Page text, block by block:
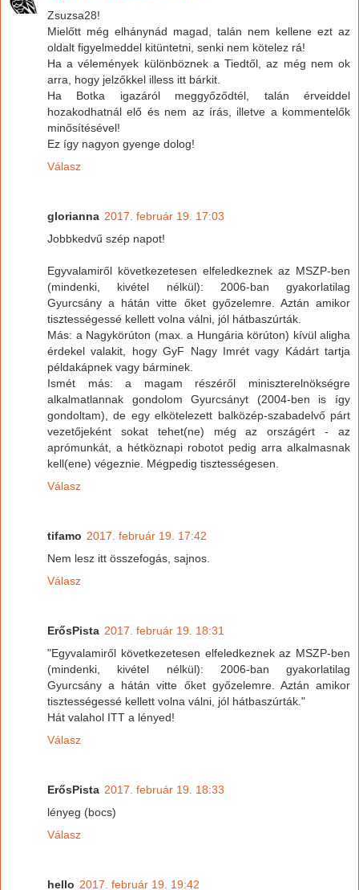
Zsuzsa28!
Mielőtt még elhánynád magad, talán nem kellene ezt az
oldalt figyelmeddel kitüntetni, senki nem kötelez rá!
Ha a vélemények különböznek a Tiedtől, az még nem ok
arra, hogy jelzőkkel illess itt bárkit.
Ha Botka igazáról meggyőződtél, talán érveiddel
hozakodhatnál elő és nem az írás, illetve a kommentelők
minősítésével!
Ez így nagyon gyenge dolog!
Válasz
glorianna 2017. február 19. 17:03
Jobbkedvű szép napot!
Egyvalamiről következetesen elfeledkeznek az MSZP-ben
(mindenki, kivétel nélkül): 2006-ban gyakorlatilag
Gyurcsány a hátán vitte őket győzelemre. Aztán amikor
tisztességessé kellett volna válni, jól hátbaszúrták.
Más: a Nagykörúton (max. a Hungária körúton) kívül aligha
érdekel valakit, hogy GyF Nagy Imrét vagy Kádárt tartja
példakápnek vagy bárminek.
Ismét más: a magam részéről miniszterelnökségre
alkalmatlannak gondolom Gyurcsányt (2004-ben is így
gondoltam), de egy elkötelezett balközép-szabadelvő párt
vezetőjeként sokat tehet(ne) még az országért - az
aprómunkát, a hétköznapi robotot pedig arra alkalmasnak
kell(ene) végeznie. Mégpedig tisztességesen.
Válasz
tifamo 2017. február 19. 17:42
Nem lesz itt összefogás, sajnos.
Válasz
ErősPista 2017. február 19. 18:31
"Egyvalamiről következetesen elfeledkeznek az MSZP-ben
(mindenki, kivétel nélkül): 2006-ban gyakorlatilag
Gyurcsány a hátán vitte őket győzelemre. Aztán amikor
tisztességessé kellett volna válni, jól hátbaszúrták."
Hát valahol ITT a lényed!
Válasz
ErősPista 2017. február 19. 18:33
lényeg (bocs)
Válasz
hello 2017. február 19. 19:42